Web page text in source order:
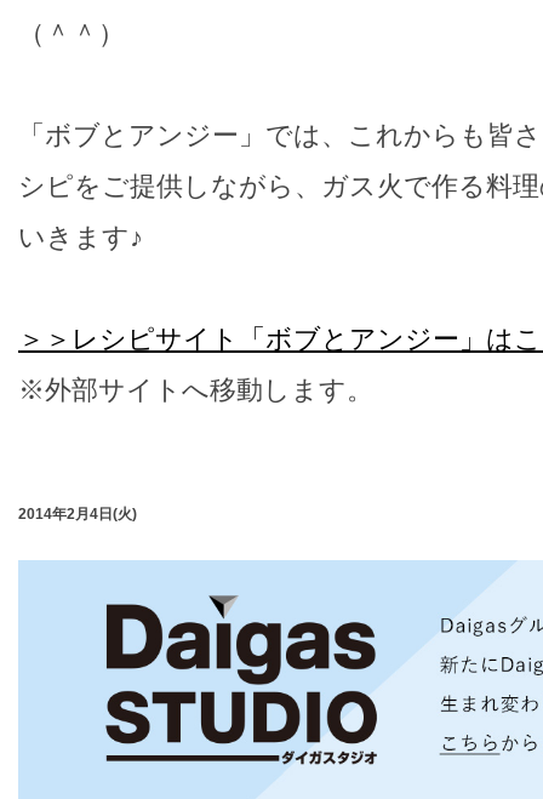
（＾＾）
「ボブとアンジー」では、これからも皆
シピをご提供しながら、ガス火で作る料
いきます♪
＞＞レシピサイト「ボブとアンジー」は
※外部サイトへ移動します。
2014年2月4日(火)